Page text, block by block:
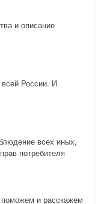
и описание
всей России. И
всех иных,
потребителя
и расскажем